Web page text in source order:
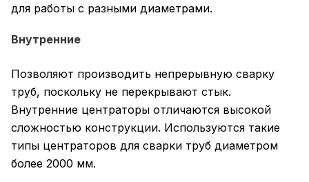
для работы с разными диаметрами.
Внутренние
Позволяют производить непрерывную сварку
труб, поскольку не перекрывают стык.
Внутренние центраторы отличаются высокой
сложностью конструкции. Используются такие
типы центраторов для сварки труб диаметром
более 2000 мм.